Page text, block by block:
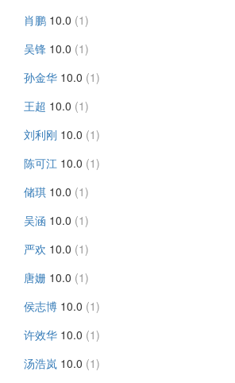
肖鹏 10.0 (1)
吴锋 10.0 (1)
孙金华 10.0 (1)
王超 10.0 (1)
刘利刚 10.0 (1)
陈可江 10.0 (1)
储琪 10.0 (1)
吴涵 10.0 (1)
严欢 10.0 (1)
唐姗 10.0 (1)
侯志博 10.0 (1)
许效华 10.0 (1)
汤浩岚 10.0 (1)